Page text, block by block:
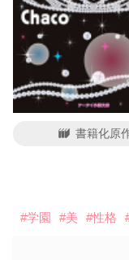
書籍化原
#学園 #美 #性格